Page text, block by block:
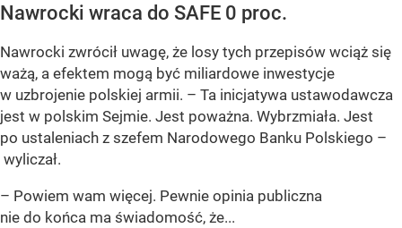
Nawrocki wraca do SAFE 0 proc.
Nawrocki zwrócił uwagę, że losy tych przepisów wciąż się
ważą, a efektem mogą być miliardowe inwestycje
w uzbrojenie polskiej armii. – Ta inicjatywa ustawodawcza
jest w polskim Sejmie. Jest poważna. Wybrzmiała. Jest
po ustaleniach z szefem Narodowego Banku Polskiego –
wyliczał.
– Powiem wam więcej. Pewnie opinia publiczna
nie do końca ma świadomość, że...